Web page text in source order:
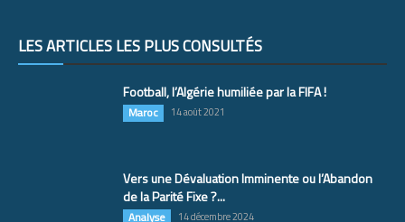
LES ARTICLES LES PLUS CONSULTÉS
Football, l’Algérie humiliée par la FIFA !
Maroc 14 août 2021
Vers une Dévaluation Imminente ou l’Abandon
de la Parité Fixe ?...
Analyse 14 décembre 2024